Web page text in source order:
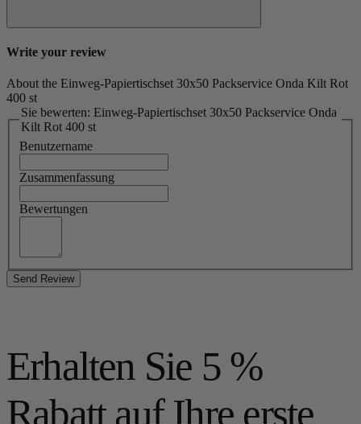
Write your review
About the Einweg-Papiertischset 30x50 Packservice Onda Kilt Rot
400 st
Sie bewerten: Einweg-Papiertischset 30x50 Packservice Onda
Kilt Rot 400 st
Benutzername
Zusammenfassung
Bewertungen
Send Review
Erhalten Sie 5 %
Rabatt auf Ihre erste